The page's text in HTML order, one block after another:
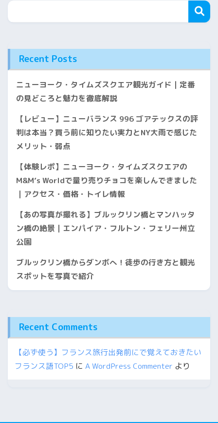
Recent Posts
ニューヨーク・タイムズスクエア観光ガイド｜定番
の見どころと魅力を徹底解説
【レビュー】ニューバランス 996 ゴアテックスの評
判は本当？買う前に知りたい実力とNY大雨で感じた
メリット・弱点
【体験レポ】ニューヨーク・タイムズスクエアの
M&M’s Worldで量り売りチョコを楽しんできました
｜アクセス・価格・トイレ情報
【あの写真が撮れる】ブルックリン橋とマンハッタ
ン橋の絶景｜エンパイア・フルトン・フェリー州立
公園
ブルックリン橋からダンボへ！徒歩の行き方と観光
スポットを写真で紹介
Recent Comments
【必ず使う】フランス旅行出発前にで覚えておきたい
フランス語TOP5 に A WordPress Commenter より